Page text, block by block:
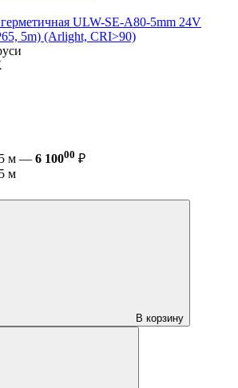
ULW-SE-A80-5mm 24V
5m) (Arlight, CRI>90)
5 м — 6 10000 ₽
м
В корзину